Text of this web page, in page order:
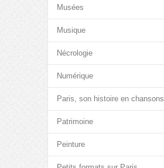
Musées
Musique
Nécrologie
Numérique
Paris, son histoire en chansons
Patrimoine
Peinture